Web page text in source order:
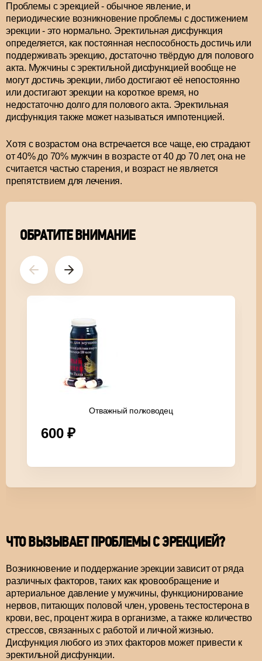
Проблемы с эрекцией - обычное явление, и
периодические возникновение проблемы с достижением
эрекции - это нормально. Эректильная дисфункция
определяется, как постоянная неспособность достичь или
поддерживать эрекцию, достаточно твёрдую для полового
акта. Мужчины с эректильной дисфункцией вообще не
могут достичь эрекции, либо достигают её непостоянно
или достигают эрекции на короткое время, но
недостаточно долго для полового акта. Эректильная
дисфункция также может называться импотенцией.
Хотя с возрастом она встречается все чаще, ею страдают
от 40% до 70% мужчин в возрасте от 40 до 70 лет, она не
считается частью старения, и возраст не является
препятствием для лечения.
ОБРАТИТЕ ВНИМАНИЕ
Отважный полководец
600 ₽
ЧТО ВЫЗЫВАЕТ ПРОБЛЕМЫ С ЭРЕКЦИЕЙ?
Возникновение и поддержание эрекции зависит от ряда
различных факторов, таких как кровообращение и
артериальное давление у мужчины, функционирование
нервов, питающих половой член, уровень тестостерона в
крови, вес, процент жира в организме, а также количество
стрессов, связанных с работой и личной жизнью.
Дисфункция любого из этих факторов может привести к
эректильной дисфункции.